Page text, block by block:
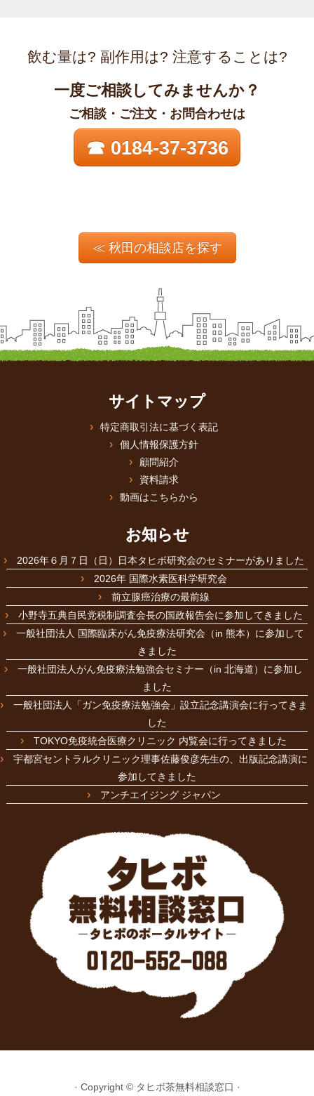
飲む量は? 副作用は? 注意することは?
一度ご相談してみませんか？
ご相談・ご注文・お問合わせは
☎ 0184-37-3736
≪ 秋田の相談店を探す
サイトマップ
特定商取引法に基づく表記
個人情報保護方針
顧問紹介
資料請求
動画はこちらから
お知らせ
2026年６月７日（日）日本タヒボ研究会のセミナーがありました
2026年 国際水素医科学研究会
前立腺癌治療の最前線
小野寺五典自民党税制調査会長の国政報告会に参加してきました
一般社団法人 国際臨床がん免疫療法研究会（in 熊本）に参加して
きました
一般社団法人がん免疫療法勉強会セミナー（in 北海道）に参加し
ました
一般社団法人「ガン免疫療法勉強会」設立記念講演会に行ってきま
した
TOKYO免疫統合医療クリニック 内覧会に行ってきました
宇都宮セントラルクリニック理事佐藤俊彦先生の、出版記念講演に
参加してきました
アンチエイジング ジャパン
· Copyright © タヒボ茶無料相談窓口 ·